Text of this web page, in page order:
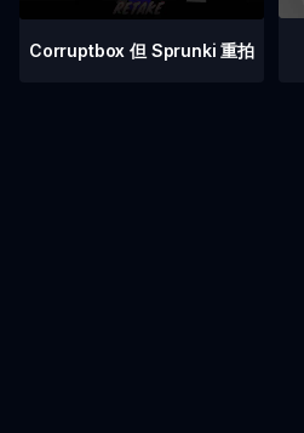
Corruptbox 但 Sprunki 重拍